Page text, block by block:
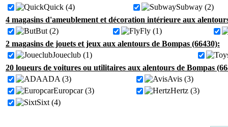
Quick (4)
Subway (2)
4 magasins d'ameublement et décoration intérieure aux
But (2)
Fly (1)
2 magasins de jouets et jeux aux alentours de Bompas (66430):
Joueclub (1)
20 loueurs de voitures ou utilitaires aux alentours de Bompas
ADA (3)
Avis (3)
Europcar (3)
Hertz (3)
Sixt (4)